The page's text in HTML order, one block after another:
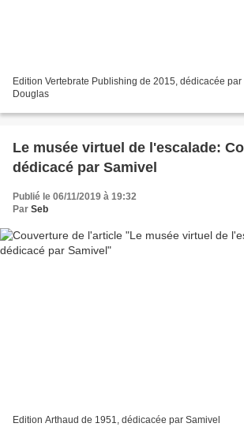
Edition Vertebrate Publishing de 2015, dédicacée par
Douglas
Le musée virtuel de l'escalade:
dédicacé par Samivel
Publié le 06/11/2019 à 19:32
Par Seb
Edition Arthaud de 1951, dédicacée par Samivel